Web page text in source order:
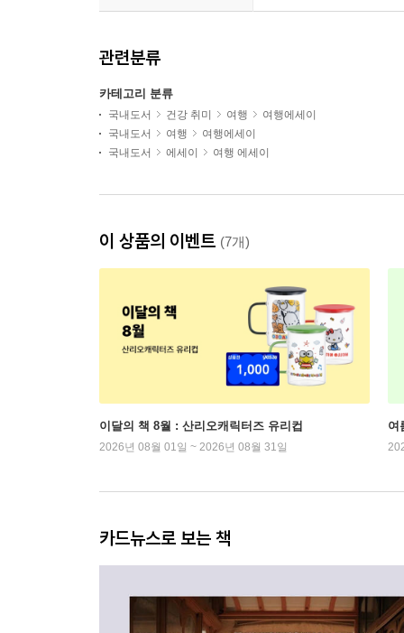
관련분류
카테고리 분류
국내도서 건강 취미 여행
여행에세이
국내도서
여행
여행에세이
국내도서
에세이 여행 에세이
이 상품의 이벤트 (7개)
이달의 책 8월 : 산리오캐릭터즈 유리컵
2026년 08월 01일 ~ 2026년 08월 31일
여
카드뉴스로 보는 책